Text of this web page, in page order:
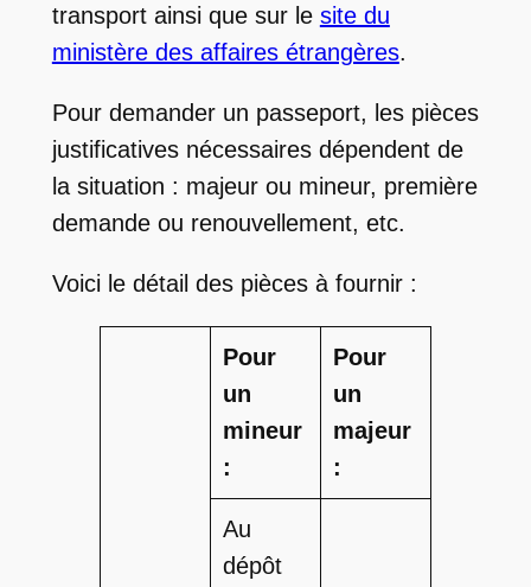
transport ainsi que sur le site du
ministère des affaires étrangères.
Pour demander un passeport, les pièces
justificatives nécessaires dépendent de
la situation : majeur ou mineur, première
demande ou renouvellement, etc.
Voici le détail des pièces à fournir :
Pour
un
mineur
:
Pour
un
majeur
:
Au
dépôt